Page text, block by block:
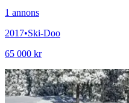
1 annons
2017•Ski-Doo
65 000 kr